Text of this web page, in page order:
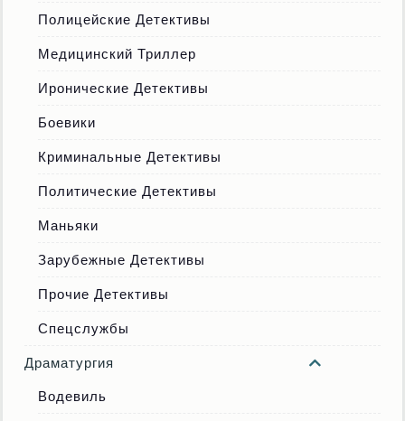
Полицейские Детективы
Медицинский Триллер
Иронические Детективы
Боевики
Криминальные Детективы
Политические Детективы
Маньяки
Зарубежные Детективы
Прочие Детективы
Спецслужбы
Драматургия
Водевиль